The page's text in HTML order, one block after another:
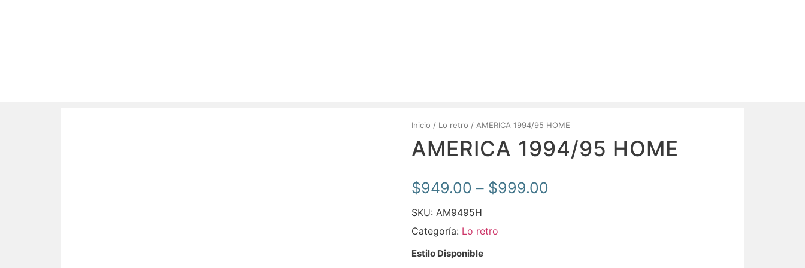
Inicio / Lo retro / AMERICA 1994/95 HOME
AMERICA 1994/95 HOME
$949.00 – $999.00
SKU: AM9495H
Categoría: Lo retro
Estilo Disponible